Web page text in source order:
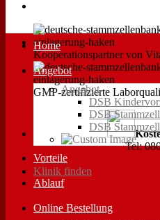
Kooperationspartner von
GMP-zertifizierte
Tel:
Klinik finden
Home
Angebot
Angebot
DSB
DSB
DSB
Vorteile
Ablauf
Online Bestellung